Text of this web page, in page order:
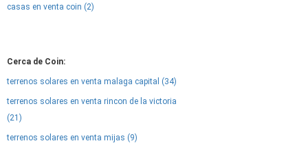
casas en venta coin (2)
Cerca de Coin:
terrenos solares en venta malaga capital (34)
terrenos solares en venta rincon de la victoria
(21)
terrenos solares en venta mijas (9)